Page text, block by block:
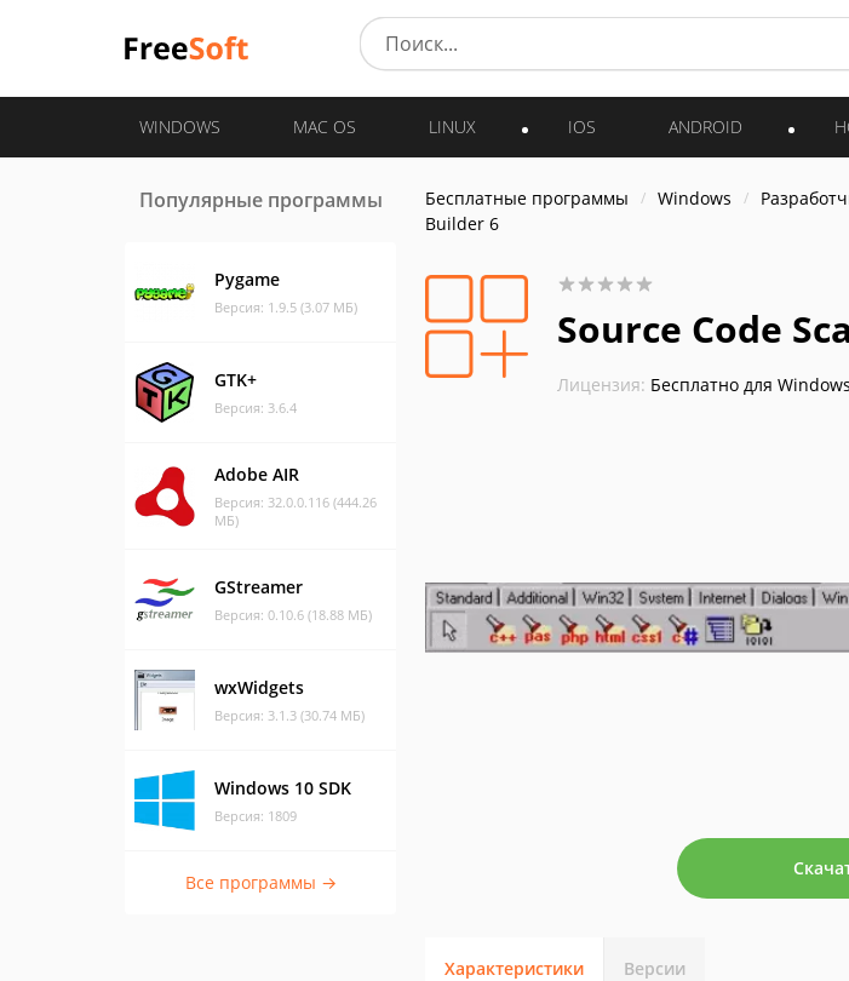
WINDOWS MAC OS LINUX IOS ANDROID
Популярные программы
Pygame
Версия: 1.9.5 (3.07 МБ)
GTK+
Версия: 3.6.4
Adobe AIR
Версия: 32.0.0.116 (444.26
МБ)
GStreamer
Версия: 0.10.6 (18.88 МБ)
wxWidgets
Версия: 3.1.3 (30.74 МБ)
Windows 10 SDK
Версия: 1809
Все программы →
Бесплатные программы Windows
Builder 6
Source Code
Лицензия: Бесплатно для Windows
Характеристики Версии